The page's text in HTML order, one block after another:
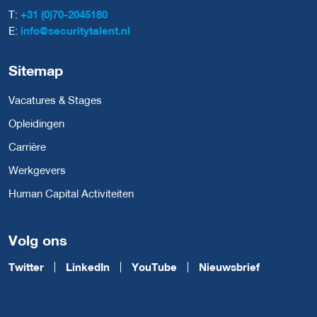
T: +31 (0)70-2045180
E: info@securitytalent.nl
Sitemap
Vacatures & Stages
Opleidingen
Carrière
Werkgevers
Human Capital Activiteiten
Volg ons
Twitter LinkedIn YouTube Nieuwsbrief